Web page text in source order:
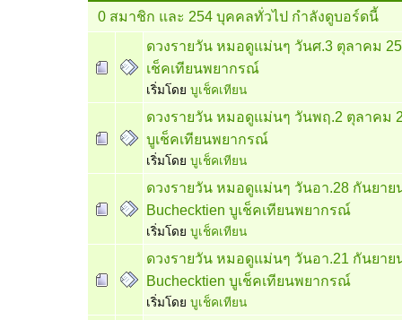
0 สมาชิก และ 254 บุคคลทั่วไป กำลังดูบอร์ดนี้
ดวงรายวัน หมอดูแม่นๆ วันศ.3 ตุลาคม
เช็คเทียนพยากรณ์
เริ่มโดย บูเช็คเทียน
ดวงรายวัน หมอดูแม่นๆ วันพฤ.2 ตุลาคม
บูเช็คเทียนพยากรณ์
เริ่มโดย บูเช็คเทียน
ดวงรายวัน หมอดูแม่นๆ วันอา.28 กันยาย
Buchecktien บูเช็คเทียนพยากรณ์
เริ่มโดย บูเช็คเทียน
ดวงรายวัน หมอดูแม่นๆ วันอา.21 กันยาย
Buchecktien บูเช็คเทียนพยากรณ์
เริ่มโดย บูเช็คเทียน